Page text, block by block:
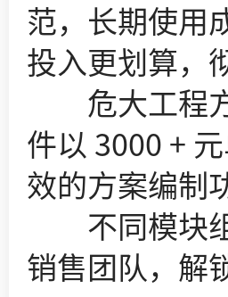
范，长期使用
投入更划算，
危大工程方
件以 3000 +
效的方案编制
不同模块组
销售团队，解